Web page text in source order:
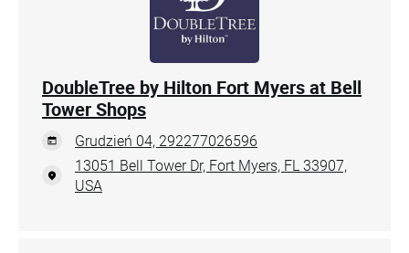
DoubleTree by Hilton Fort Myers at Bell
Tower Shops
Grudzień 04, 292277026596
13051 Bell Tower Dr, Fort Myers, FL 33907,
USA